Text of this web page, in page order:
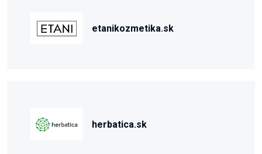
etanikozmetika.sk
herbatica.sk